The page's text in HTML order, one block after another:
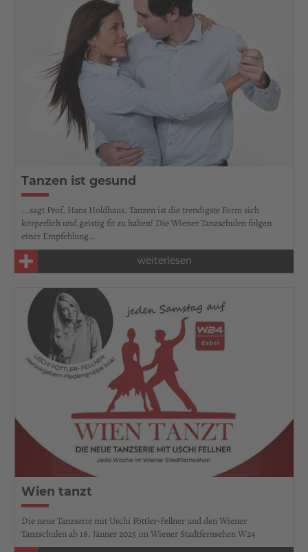
Tanzen ist gesund
...sagt Prof. Hans Holdhaus. Tanzen ist die trendigste Form sich
körperlich und geistig fit zu halten! Die Wiener Tanzschulen folgen
einer Empfehlung…
weiterlesen
Wien tanzt
Die neue Tanzserie mit Uschi Pöttler-Fellner und den Wiener
Tanzschulen ab 18. Jänner 2025 im Wiener Stadtfernsehen W24